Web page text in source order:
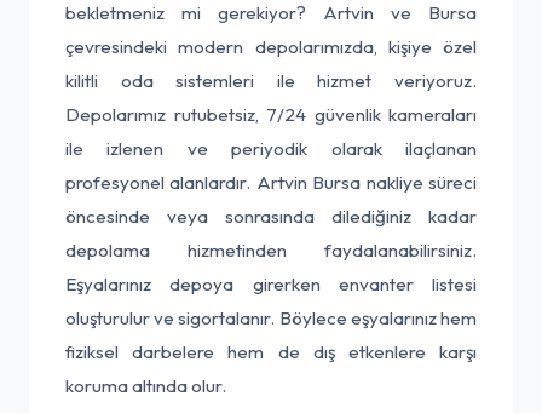
bekletmeniz mi gerekiyor? Artvin ve Bursa
çevresindeki modern depolarımızda, kişiye özel
kilitli oda sistemleri ile hizmet veriyoruz.
Depolarımız rutubetsiz, 7/24 güvenlik kameraları
ile izlenen ve periyodik olarak ilaçlanan
profesyonel alanlardır. Artvin Bursa nakliye süreci
öncesinde veya sonrasında dilediğiniz kadar
depolama hizmetinden faydalanabilirsiniz.
Eşyalarınız depoya girerken envanter listesi
oluşturulur ve sigortalanır. Böylece eşyalarınız hem
fiziksel darbelere hem de dış etkenlere karşı
koruma altında olur.